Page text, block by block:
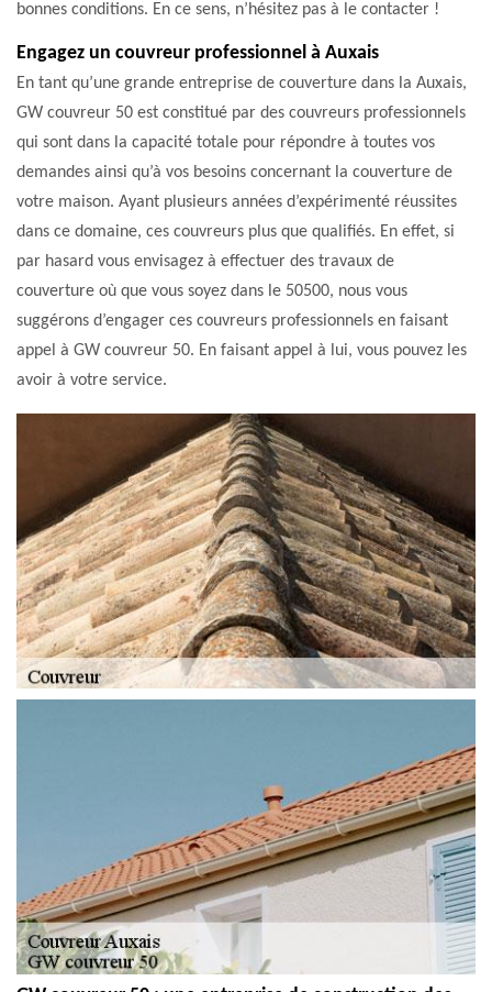
bonnes conditions. En ce sens, n’hésitez pas à le contacter !
Engagez un couvreur professionnel à Auxais
En tant qu’une grande entreprise de couverture dans la Auxais,
GW couvreur 50 est constitué par des couvreurs professionnels
qui sont dans la capacité totale pour répondre à toutes vos
demandes ainsi qu’à vos besoins concernant la couverture de
votre maison. Ayant plusieurs années d’expérimenté réussites
dans ce domaine, ces couvreurs plus que qualifiés. En effet, si
par hasard vous envisagez à effectuer des travaux de
couverture où que vous soyez dans le 50500, nous vous
suggérons d’engager ces couvreurs professionnels en faisant
appel à GW couvreur 50. En faisant appel à lui, vous pouvez les
avoir à votre service.